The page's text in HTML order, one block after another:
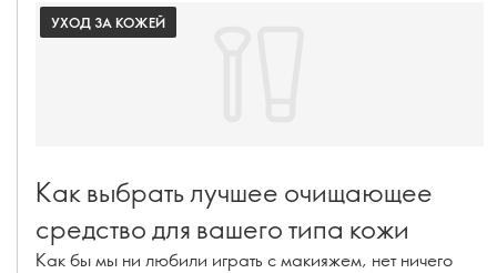
УХОД ЗА КОЖЕЙ
Как выбрать лучшее очищающее
средство для вашего типа кожи
Как бы мы ни любили играть с макияжем, нет ничего